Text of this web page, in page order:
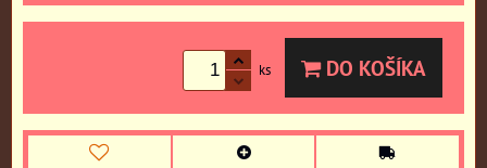
ks DO KOŠÍKA